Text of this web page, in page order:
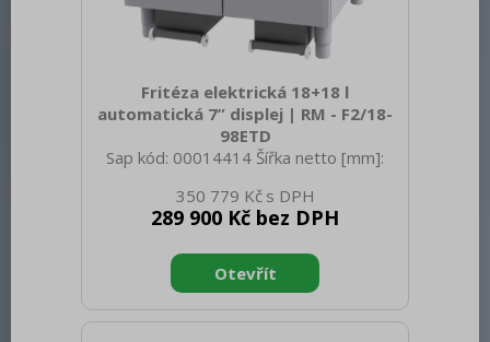
Fritéza elektrická 18+18 l
automatická 7” displej | RM - F2/18-
98ETD
Sap kód: 00014414 Šířka netto [mm]:
netto [mm]: 900 Hmotnost netto [kg]:
104.00 Šířka brutto [mm]: 200 Hloubka
1110 Hmotnost brutto [kg]: 118.00 Typ
spotřebiče: Elektrické zařízení
Konstruční typ zařízení: S podestavbou
350 779 Kč
289 900 Kč bez DPH